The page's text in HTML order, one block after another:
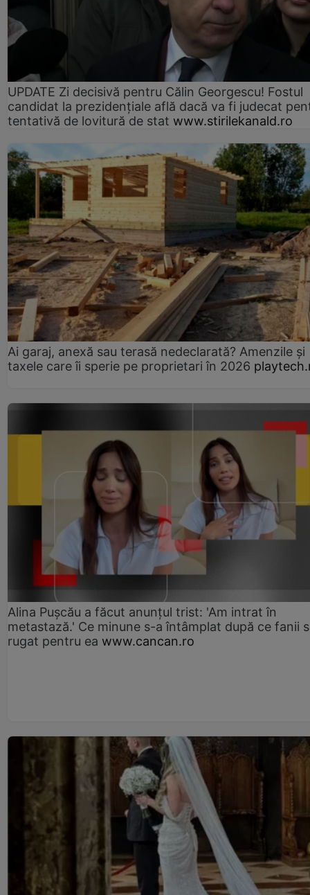
UPDATE Zi decisivă pentru Călin Georgescu! Fostul
candidat la prezidențiale află dacă va fi judecat
tentativă de lovitură de stat www.stirilekanald.ro
Ai garaj, anexă sau terasă nedeclarată? Amenzile și
taxele care îi sperie pe proprietari în 2026
Alina Pușcău a făcut anunțul trist: 'Am intrat în
metastază.' Ce minune s-a întâmplat după ce fanii
rugat pentru ea www.cancan.ro